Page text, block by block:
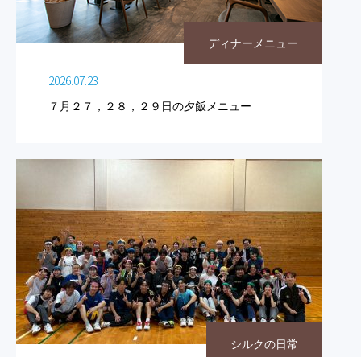
ディナーメニュー
2026.07.23
７月２７，２８，２９日の夕飯メニュー
シルクの日常